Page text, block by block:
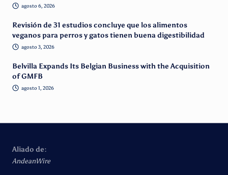
agosto 6, 2026
Revisión de 31 estudios concluye que los alimentos
veganos para perros y gatos tienen buena digestibilidad
agosto 3, 2026
Belvilla Expands Its Belgian Business with the Acquisition
of GMFB
agosto 1, 2026
Aliado de:
AndeanWire